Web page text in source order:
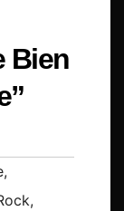
Bien
,
,